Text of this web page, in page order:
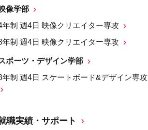
像学部
年制 週4日 映像クリエイター専攻
年制 週4日 映像クリエイター専攻
ポーツ・デザイン学部
年制 週4日 スケートボード&デザイン専攻
職実績・サポート